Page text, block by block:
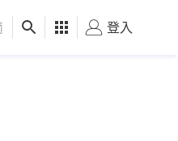
健康 好食玩飛
登入